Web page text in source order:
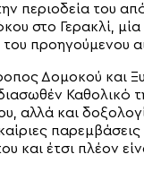
περιοδεία του
στο Γερακλί,
προηγούμενου
Δομοκού και
Καθολικό
αλλά και
και έτσι πλέον